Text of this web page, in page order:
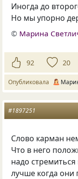
Иногда до
Но мы упорно
© Марина
92 20
Опубликовала
#1897251
Слово карман
Что в него
надо
лучше когда они